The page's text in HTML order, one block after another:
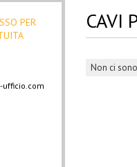
PER
CAVI
Non ci